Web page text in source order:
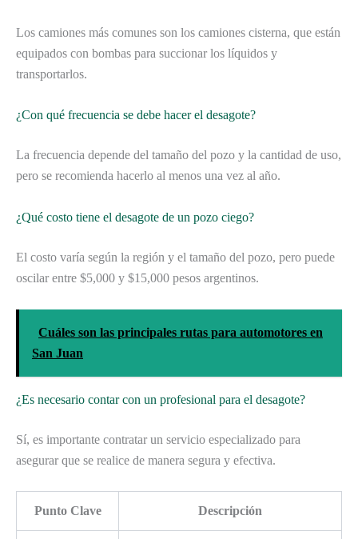
Los camiones más comunes son los camiones cisterna, que están
equipados con bombas para succionar los líquidos y
transportarlos.
¿Con qué frecuencia se debe hacer el desagote?
La frecuencia depende del tamaño del pozo y la cantidad de uso,
pero se recomienda hacerlo al menos una vez al año.
¿Qué costo tiene el desagote de un pozo ciego?
El costo varía según la región y el tamaño del pozo, pero puede
oscilar entre $5,000 y $15,000 pesos argentinos.
Cuáles son las principales rutas para automotores en
San Juan
¿Es necesario contar con un profesional para el desagote?
Sí, es importante contratar un servicio especializado para
asegurar que se realice de manera segura y efectiva.
Punto Clave Descripción